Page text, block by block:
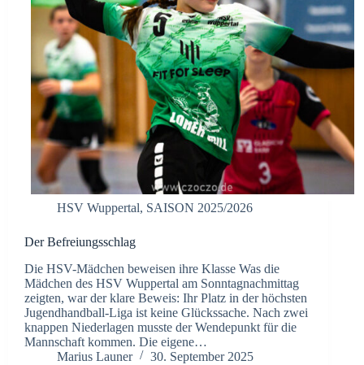
HSV Wuppertal, SAISON 2025/2026
Der Befreiungsschlag
Die HSV-Mädchen beweisen ihre Klasse Was die
Mädchen des HSV Wuppertal am Sonntagnachmittag
zeigten, war der klare Beweis: Ihr Platz in der höchsten
Jugendhandball-Liga ist keine Glückssache. Nach zwei
knappen Niederlagen musste der Wendepunkt für die
Mannschaft kommen. Die eigene…
Marius Launer
30. September 2025